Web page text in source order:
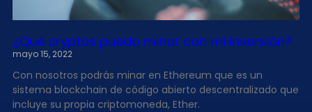
¿Que cryptos puedo minar con mi inversión?
mayo 15, 2022
Con nosotros podrás minar en Ethereum que es un
sistema blockchain de código abierto descentralizado que
incluye su propia criptomoneda, Ether.